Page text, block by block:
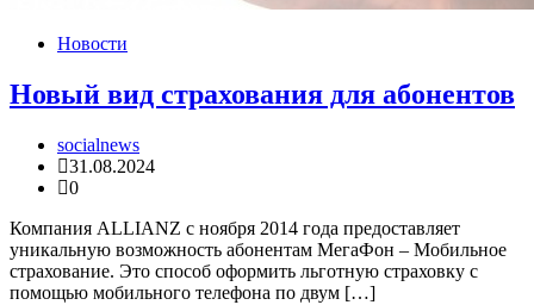
Новости
Новый вид страхования для абонентов
socialnews
31.08.2024
0
Компания ALLIANZ с ноября 2014 года предоставляет
уникальную возможность абонентам МегаФон – Мобильное
страхование. Это способ оформить льготную страховку с
помощью мобильного телефона по двум […]